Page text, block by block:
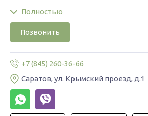
Полностью
Позвонить
+7 (845) 260-36-66
Саратов, ул. Крымский проезд, д.1